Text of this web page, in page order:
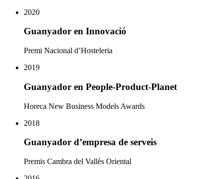
2020
Guanyador en Innovació
Premi Nacional d’Hosteleria
2019
Guanyador en People-Product-Planet
Horeca New Business Models Awards
2018
Guanyador d’empresa de serveis
Premis Cambra del Vallès Oriental